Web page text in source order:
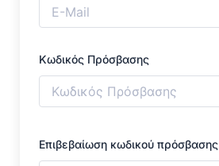
Κωδικός Πρόσβασης
Επιβεβαίωση κωδικού πρόσβασης